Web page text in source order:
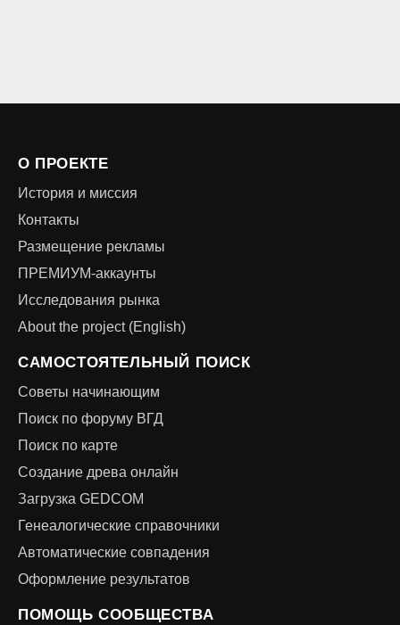
О ПРОЕКТЕ
История и миссия
Контакты
Размещение рекламы
ПРЕМИУМ-аккаунты
Исследования рынка
About the project (English)
САМОСТОЯТЕЛЬНЫЙ ПОИСК
Советы начинающим
Поиск по форуму ВГД
Поиск по карте
Создание древа онлайн
Загрузка GEDCOM
Генеалогические справочники
Автоматические совпадения
Оформление результатов
ПОМОЩЬ СООБЩЕСТВА